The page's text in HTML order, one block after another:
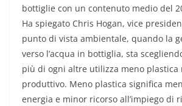
bottiglie con un contenuto medio del
Ha spiegato Chris Hogan, vice
punto di vista ambientale, quando la
verso l’acqua in bottiglia, sta
più di ogni altre utilizza meno plastica
produttivo. Meno plastica significa
energia e minor ricorso all’impiego di